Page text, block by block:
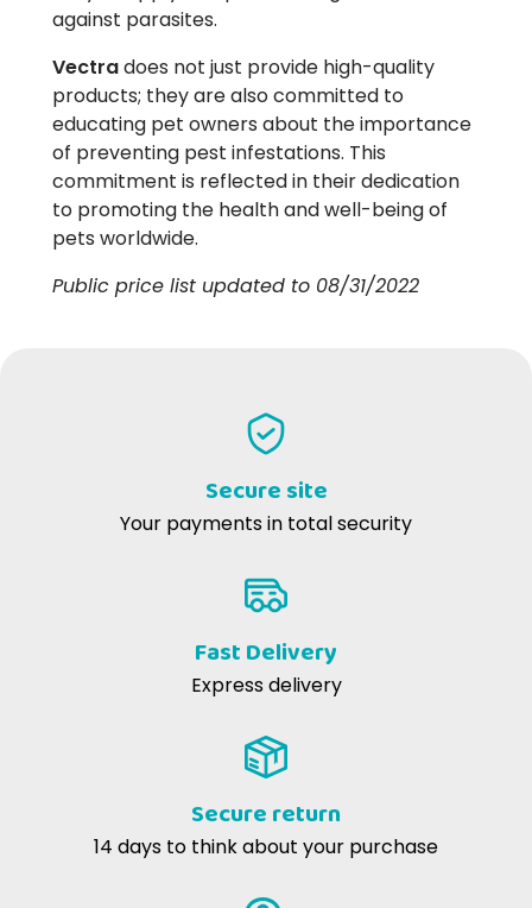
against parasites.
Vectradoes not just provide high-quality
products; they are also committed to
educating pet owners about the importance
of preventing pest infestations. This
commitment is reflected in their dedication
to promoting the health and well-being of
pets worldwide.
Public price list updated to 08/31/2022
Secure site
Your payments in total security
Fast Delivery
Express delivery
Secure return
14 days to think about your purchase